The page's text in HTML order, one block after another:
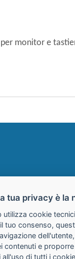
per monitor e
tua privacy è la
utilizza cookie
tuo consenso,
contenuti e
di tutti i